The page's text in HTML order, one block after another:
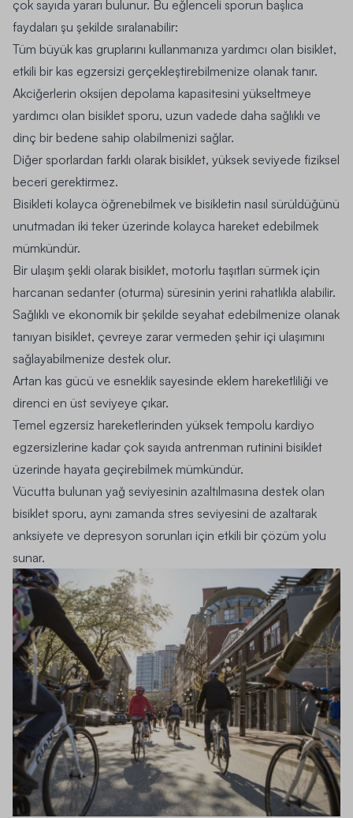
çok sayıda yararı bulunur. Bu eğlenceli sporun başlıca
faydaları şu şekilde sıralanabilir:
Tüm büyük kas gruplarını kullanmanıza yardımcı olan bisiklet,
etkili bir kas egzersizi gerçekleştirebilmenize olanak tanır.
Akciğerlerin oksijen depolama kapasitesini yükseltmeye
yardımcı olan bisiklet sporu, uzun vadede daha sağlıklı ve
dinç bir bedene sahip olabilmenizi sağlar.
Diğer sporlardan farklı olarak bisiklet, yüksek seviyede fiziksel
beceri gerektirmez.
Bisikleti kolayca öğrenebilmek ve bisikletin nasıl sürüldüğünü
unutmadan iki teker üzerinde kolayca hareket edebilmek
mümkündür.
Bir ulaşım şekli olarak bisiklet, motorlu taşıtları sürmek için
harcanan sedanter (oturma) süresinin yerini rahatlıkla alabilir.
Sağlıklı ve ekonomik bir şekilde seyahat edebilmenize olanak
tanıyan bisiklet, çevreye zarar vermeden şehir içi ulaşımını
sağlayabilmenize destek olur.
Artan kas gücü ve esneklik sayesinde eklem hareketliliği ve
direnci en üst seviyeye çıkar.
Temel egzersiz hareketlerinden yüksek tempolu kardiyo
egzersizlerine kadar çok sayıda antrenman rutinini bisiklet
üzerinde hayata geçirebilmek mümkündür.
Vücutta bulunan yağ seviyesinin azaltılmasına destek olan
bisiklet sporu, aynı zamanda stres seviyesini de azaltarak
anksiyete ve depresyon sorunları için etkili bir çözüm yolu
sunar.